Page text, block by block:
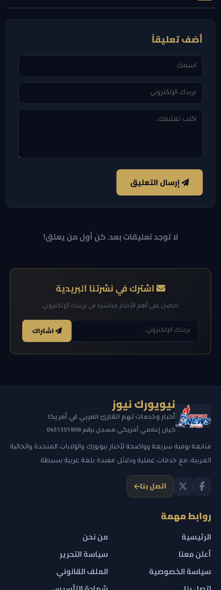
أضف تعليقاً
إرسال التعليق
لا توجد تعليقات بعد. كن أول من يعلق!
اشترك في نشرتنا البريدية
احصل على أهم الأخبار مباشرة في بريدك الإلكتروني
اشتراك
نيويورك نيوز
أخبار وخدمات تهم القارئ العربي في أمريكا
كيان إعلامي أمريكي مسجل برقم 0451351808
متابعة يومية سريعة وواضحة لأخبار نيويورك والولايات المتحدة والجالية
العربية، مع خدمات عملية ودلائل مفيدة بلغة عربية بسيطة.
اتصل بنا
روابط مهمة
الرئيسية
من نحن
أعلن معنا
سياسة التحرير
سياسة الخصوصية
الملف القانوني